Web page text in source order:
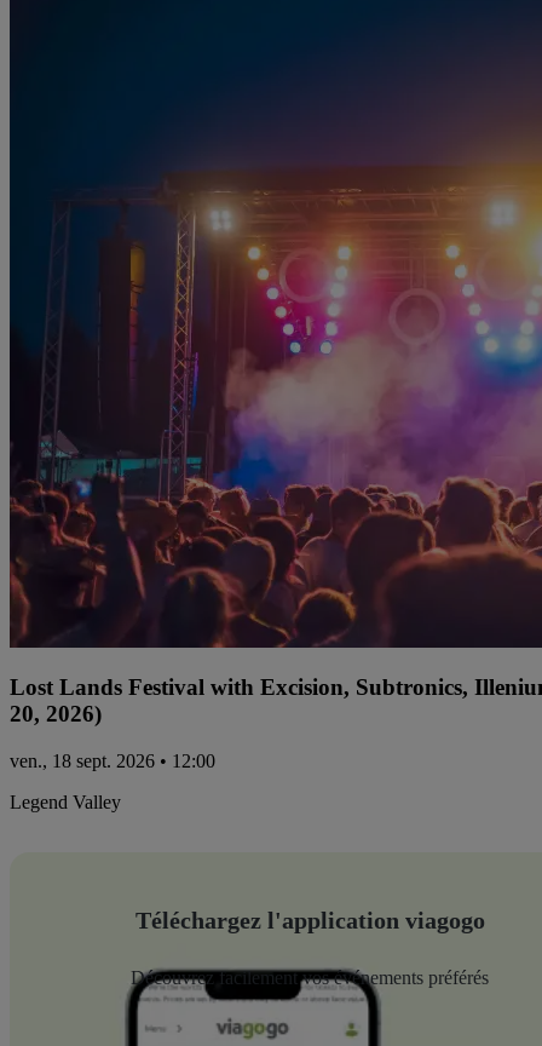
Lost Lands Festival with Excision, Subtronics,
20, 2026)
ven., 18 sept. 2026 • 12:00
Legend Valley
Téléchargez l'application viagogo
Découvrez facilement vos événements préférés